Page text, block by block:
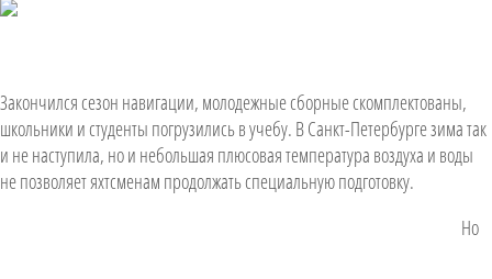
Закончился сезон навигации, молодежные сборные скомплектованы,
школьники и студенты погрузились в учебу. В Санкт-Петербурге зима так
и не наступила, но и небольшая плюсовая температура воздуха и воды
не позволяет яхтсменам продолжать специальную подготовку.
Но